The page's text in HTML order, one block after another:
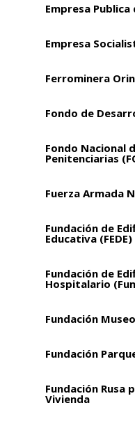
Empresa
Empresa
Ferrominera
Fondo de
Fondo Nacional
Penitenciarias
Fuerza Armada
Fundación de
Educativa (FEDE)
Fundación de
Hospitalario
Fundación
Fundación
Fundación Rusa
Vivienda